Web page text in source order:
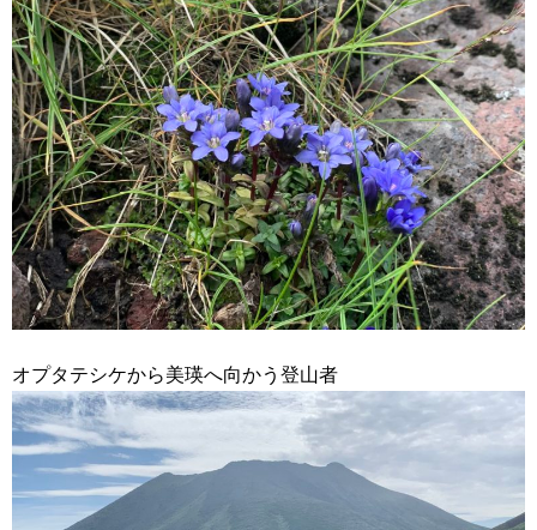
オプタテシケから美瑛へ向かう登山者